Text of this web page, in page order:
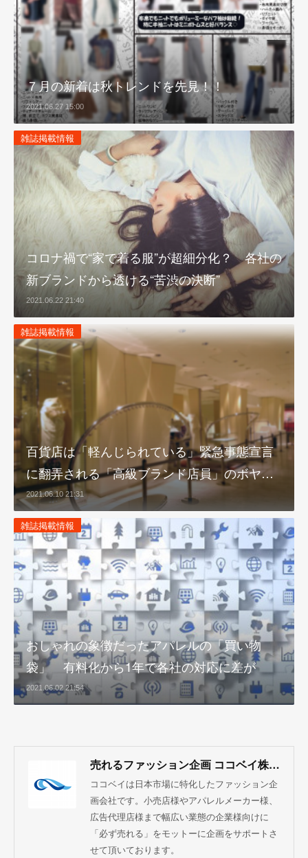
７月の新着は秋トレンドを先見！！
2021.06.27 15:00
雑誌掲載情報
コロナ禍で“家で着る服”が超細分化？ 各社の
新ブランドから透ける“苦渋の決断”
2021.06.22 21:40
雑誌掲載情報
百貨店は「軽んじられている」緊急事態宣言
に翻弄される「高級ブランド店員」のボヤ…
2021.06.10 21:31
雑誌掲載情報
おしゃれの象徴だったアパレルの「買い物
袋」 有料化から1年で各社の対応に差が
2021.06.02 21:54
売れるファッション企画 ココベイ株式会社
ココベイは日本市場に特化したファッション企
画会社です。小売店様やアパレルメーカー様、
広告代理店様まで幅広い業態の企業様向けに
「必ず売れる」をモットーに企画をサポートさ
せて頂いております。